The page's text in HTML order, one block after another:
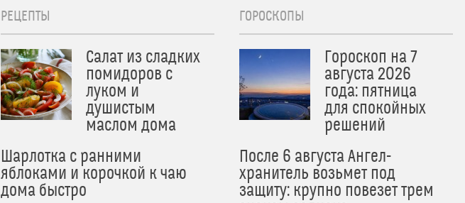
РЕЦЕПТЫ
Салат из сладких
помидоров с
луком и
душистым
маслом дома
Шарлотка с ранними
яблоками и корочкой к чаю
дома быстро
ГОРОСКОПЫ
Гороскоп на 7
августа 2026
года: пятница
для спокойных
решений
После 6 августа Ангел-
хранитель возьмет под
защиту: крупно повезет трем